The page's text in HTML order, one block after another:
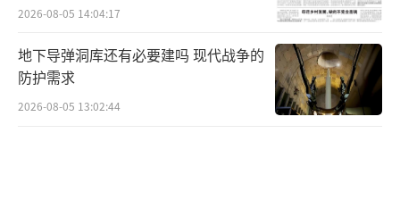
2026-08-05 14:04:17
地下导弹洞库还有必要建吗 现代战争的
防护需求
2026-08-05 13:02:44